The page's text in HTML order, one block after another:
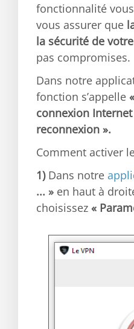
fonctionnalité
vous assurer que
la sécurité de
pas compromises.
Dans notre
fonction s’appelle
connexion
reconnexion ».
Comment activer
1)Dans notre
... » en haut à
choisissez «